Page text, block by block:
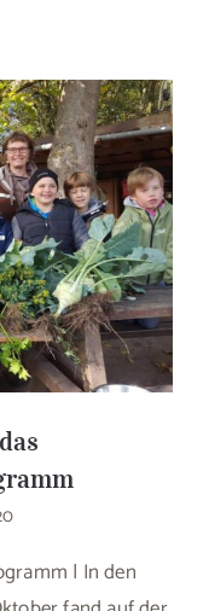
| In den